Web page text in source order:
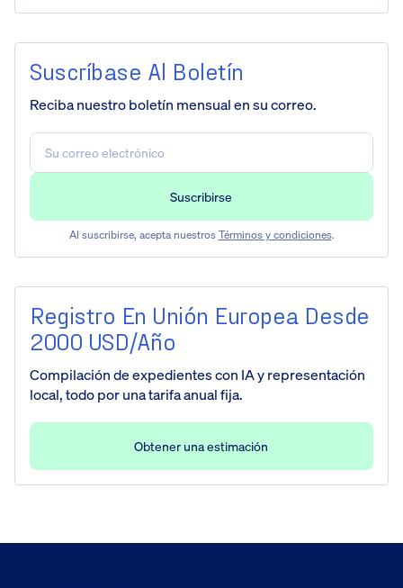
Suscríbase Al Boletín
Reciba nuestro boletín mensual en su correo.
Al suscribirse, acepta nuestros Términos y condiciones.
Registro En Unión Europea Desde
2000 USD/año
Compilación de expedientes con IA y representación
local, todo por una tarifa anual fija.
Obtener una estimación